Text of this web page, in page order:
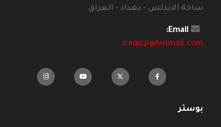
ساحة الاندلس - بغداد - العراق
Email:
iraqicp@hotmail.com
بوستر